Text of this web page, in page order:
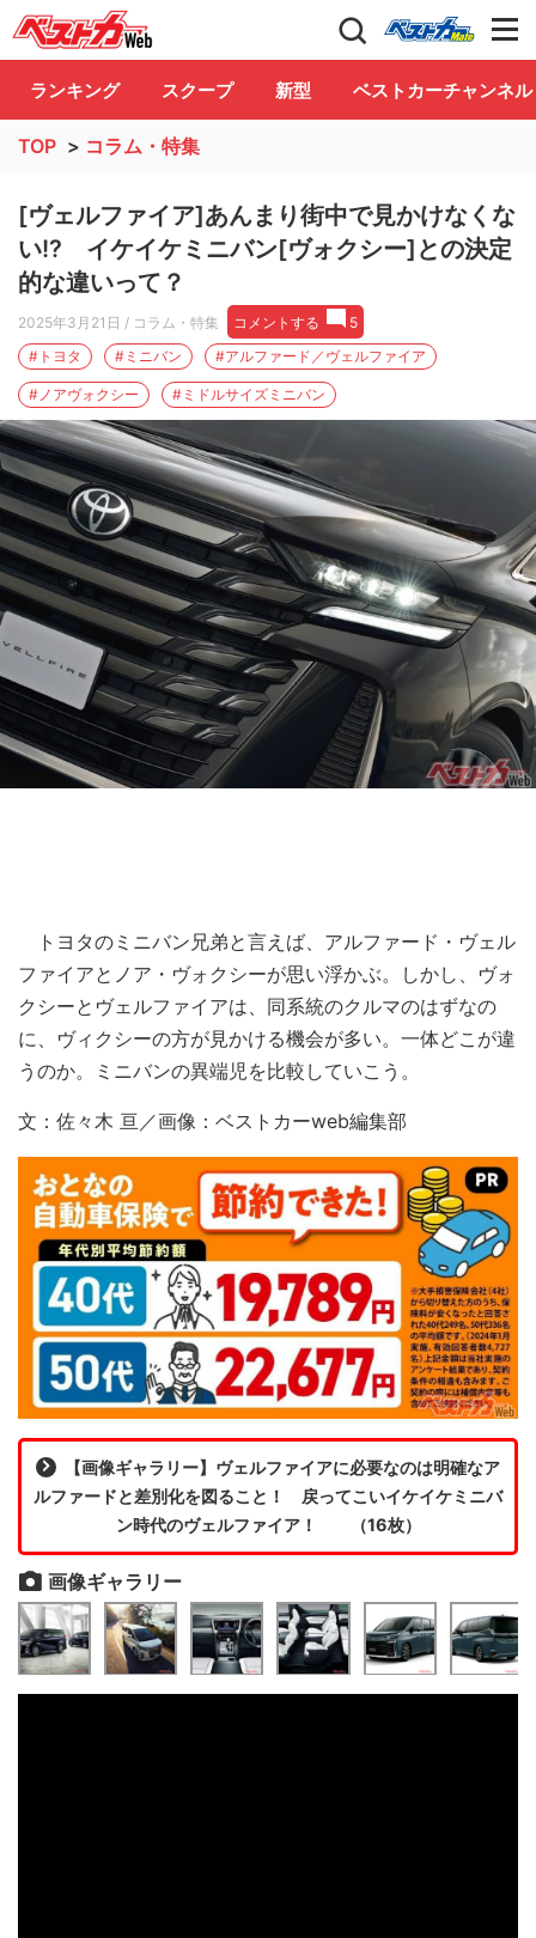
自動車情報誌「ベストカー」 Club
ランキング スクープ 新型 ベストカーチャンネル
TOP > コラム・特集
[ヴェルファイア]あんまり街中で見かけなくな
い!? イケイケミニバン[ヴォクシー]との決定
的な違いって？
2025年3月21日 / コラム・特集 コメントする
5
#トヨタ
#ミニバン #アルファード／ヴェルファイア
#ノアヴォクシー #ミドルサイズミニバン
トヨタのミニバン兄弟と言えば、アルファード・ヴェル
ファイアとノア・ヴォクシーが思い浮かぶ。しかし、ヴォ
クシーとヴェルファイアは、同系統のクルマのはずなの
に、ヴィクシーの方が見かける機会が多い。一体どこが違
うのか。ミニバンの異端児を比較していこう。
文：佐々木 亘／画像：ベストカーweb編集部
【画像ギャラリー】ヴェルファイアに必要なのは明確なア
ルファードと差別化を図ること！ 戻ってこいイケイケミニバ
ン時代のヴェルファイア！ （16枚）
画像ギャラリー